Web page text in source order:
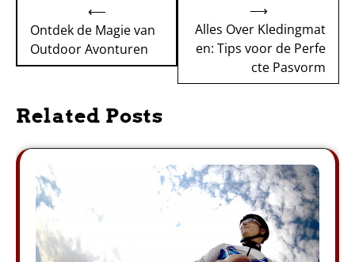
navigatie
⟵
Ontdek de Magie van
Outdoor Avonturen
Alles Over Kledingmat
en: Tips voor de Perfe
cte Pasvorm
⟶
Related Posts